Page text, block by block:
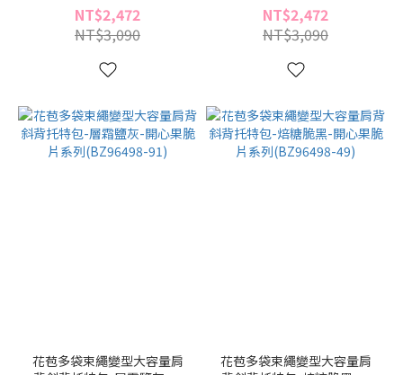
列(BZ96436-70)
NT$2,472
NT$3,090
列(BZ96436-49)
NT$2,472
NT$3,090
花苞多袋束繩變型大容量肩
花苞多袋束繩變型大容量肩